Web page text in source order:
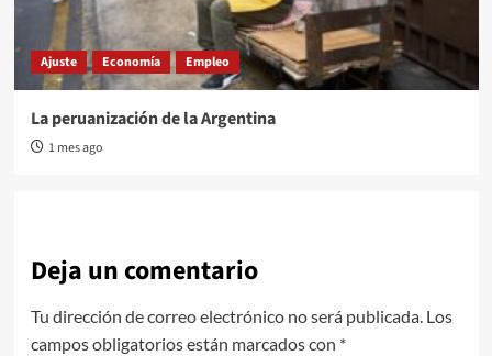
Ajuste Economía Empleo
La peruanización de la Argentina
1 mes ago
Deja un comentario
Tu dirección de correo electrónico no será publicada. Los
campos obligatorios están marcados con *